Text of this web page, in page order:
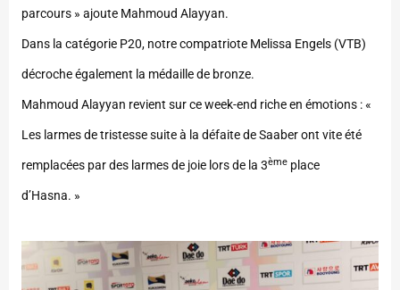
parcours » ajoute Mahmoud Alayyan.
Dans la catégorie P20, notre compatriote Melissa Engels (VTB)
décroche également la médaille de bronze.
Mahmoud Alayyan revient sur ce week-end riche en émotions : «
Les larmes de tristesse suite à la défaite de Saaber ont vite été
remplacées par des larmes de joie lors de la 3ème place
d’Hasna. »